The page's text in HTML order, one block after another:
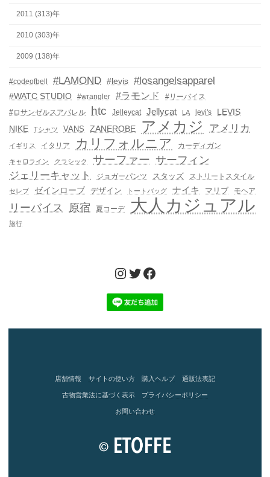
2011 (313)年
2010 (303)年
2009 (138)年
#codeofbell #LAMOND #levis #losangelsapparel
#WATC STUDIO #wrangler #ラモンド
#リーバイス
#ロサンゼルスアパレル
htc Jelleycat Jellycat LA levi's
LEVIS
NIKE
Tシャツ VANS ZANEROBE アメカジ アメリカ
イギリス イタリア カリフォルニア カーディガン
キャロライン クラシック サーファー サーフィン
ジェリーキャット
ジョガーパンツ スタッズ ストリートスタイル
セレブ ゼインローブ デザイン トートバッグ ナイキ マリブ モヘア
リーバイス 原宿 夏コーデ 大人カジュアル
旅行
Instagram
Twitter
Facebook
店舗情報 サイトの使い方 購入ヘルプ 通販法表記
古物営業法に基づく表示 プライバシーポリシー
お問い合わせ